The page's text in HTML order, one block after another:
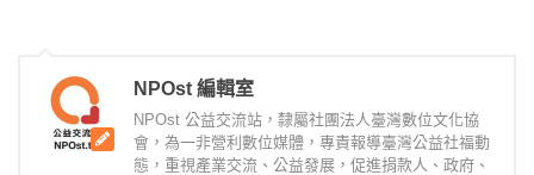
NPOst 編輯室
NPOst 公益交流站，隸屬社團法人臺灣數位文化協
會，為一非營利數位媒體，專責報導臺灣公益社福動
態，重視產業交流、公益發展，促進捐款人、政府、